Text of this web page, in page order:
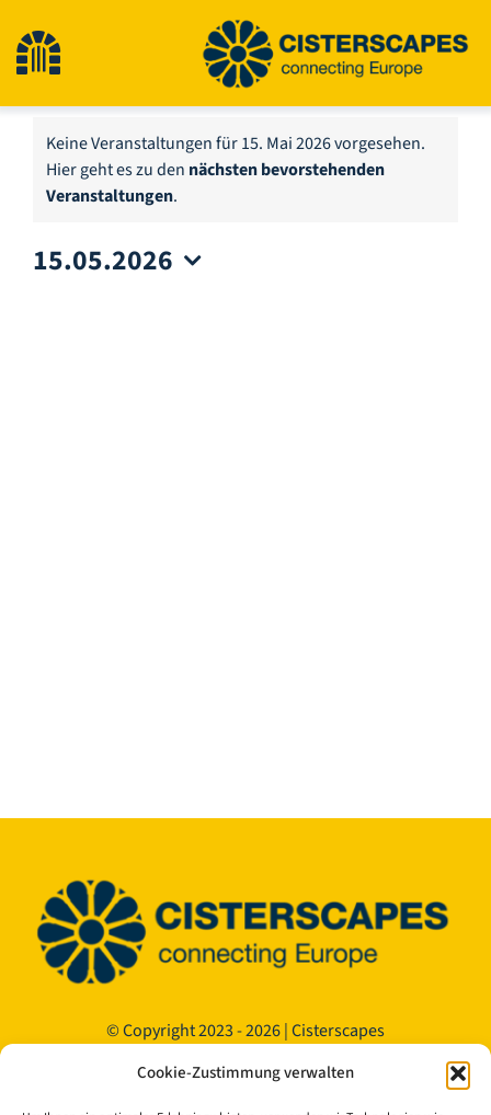
Cookie-Zustimmung verwalten
Inhalt
springen
Navigation
umschalten
Start
Kulturerbestätten
Hinweis
Keine Veranstaltungen für 15. Mai 2026 vorgesehen.
Hier geht es zu den nächsten bevorstehenden
Veranstaltungen.
15.05.2026
© Copyright 2023 - 2026 | Cisterscapes
und alle Angaben ohne Gewähr.